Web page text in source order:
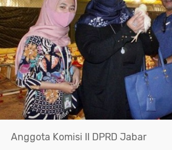
Anggota Komisi II DPRD Jabar